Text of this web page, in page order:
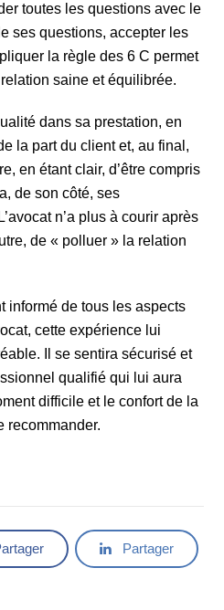
toutes les questions avec le
ses questions, accepter les
la règle des 6 C permet
saine et équilibrée.
dans sa prestation, en
la part du client et, au final,
en étant clair, d’être compris
de son côté, ses
n’a plus à courir après
de « polluer » la relation
informé de tous les aspects
cette expérience lui
Il se sentira sécurisé et
qualifié qui lui aura
difficile et le confort de la
recommander.
Partager